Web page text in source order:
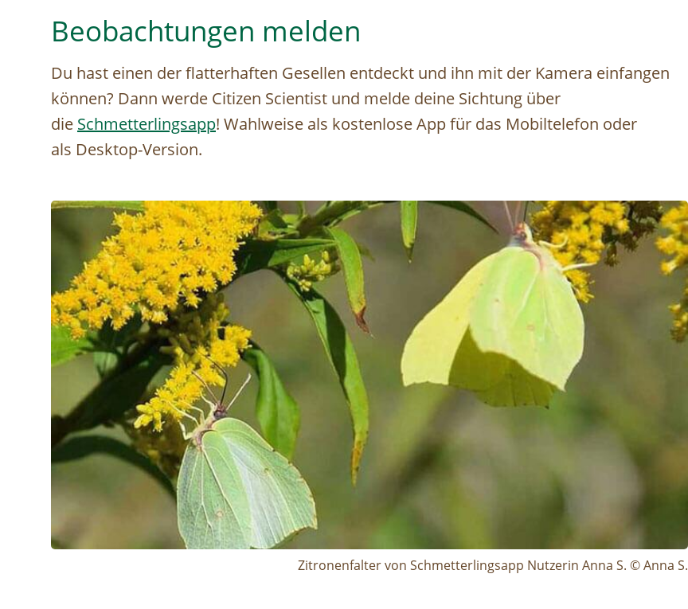
Beobachtungen melden
Du hast einen der flatterhaften Gesellen entdeckt und ihn mit der Kamera einfangen
können? Dann werde Citizen Scientist und melde deine Sichtung über
die Schmetterlingsapp! Wahlweise als kostenlose App für das Mobiltelefon oder
als Desktop-Version.
Image
Zitronenfalter von Schmetterlingsapp Nutzerin Anna S. © Anna S.